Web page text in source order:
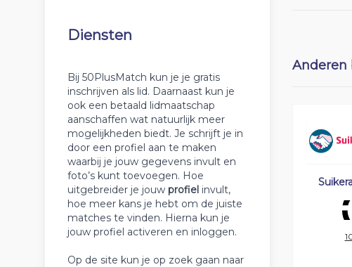
Diensten
Bij 50PlusMatch kun je je gratis
inschrijven als lid. Daarnaast kun je
ook een betaald lidmaatschap
aanschaffen wat natuurlijk meer
mogelijkheden biedt. Je schrijft je in
door een profiel aan te maken
waarbij je jouw gegevens invult en
foto’s kunt toevoegen. Hoe
uitgebreider je jouw profiel invult,
hoe meer kans je hebt om de juiste
matches te vinden. Hierna kun je
jouw profiel activeren en inloggen.
Op de site kun je op zoek gaan naar
Anderen